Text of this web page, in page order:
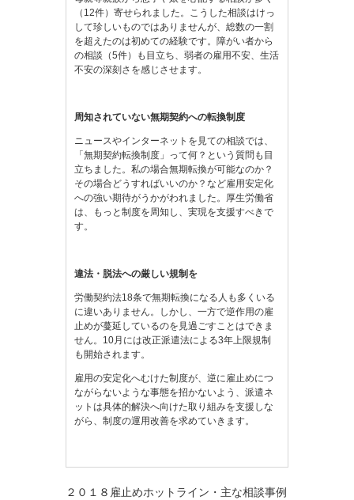
（12件）寄せられました。こうした相談はけっ
して珍しいものではありませんが、総数の一割
を超えたのは初めての経験です。障がい者から
の相談（5件）も目立ち、弱者の雇用不安、生活
不安の深刻さを感じさせます。
周知されていない無期契約への転換制度
ニュースやインターネットを見ての相談では、
「無期契約転換制度」って何？という質問も目
立ちました。私の場合無期転換が可能なのか？
その場合どうすればいいのか？など雇用安定化
への強い期待がうかがわれました。厚生労働省
は、もっと制度を周知し、実現を支援すべきで
す。
違法・脱法への厳しい規制を
労働契約法18条で無期転換になる人も多くいる
に違いありません。しかし、一方で逆作用の雇
止めが蔓延しているのを見過ごすことはできま
せん。10月には改正派遣法による3年上限規制
も開始されます。
雇用の安定化へむけた制度が、逆に雇止めにつ
ながらないような事態を招かないよう、派遣ネ
ットは具体的解決へ向けた取り組みを支援しな
がら、制度の運用改善を求めていきます。
２０１８雇止めホットライン・主な相談事例